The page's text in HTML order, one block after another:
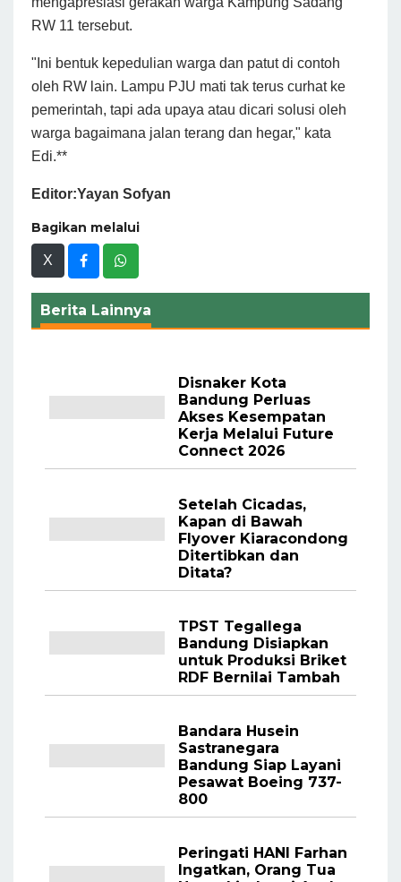
RW 11 tersebut.
"Ini bentuk kepedulian warga dan patut di contoh
oleh RW lain. Lampu PJU mati tak terus curhat ke
pemerintah, tapi ada upaya atau dicari solusi oleh
warga bagaimana jalan terang dan hegar," kata
Edi.**
Editor:Yayan Sofyan
Bagikan melalui
X
Berita Lainnya
Disnaker Kota
Bandung Perluas
Akses Kesempatan
Kerja Melalui Future
Connect 2026
Setelah Cicadas,
Kapan di Bawah
Flyover Kiaracondong
Ditertibkan dan
Ditata?
TPST Tegallega
Bandung Disiapkan
untuk Produksi Briket
RDF Bernilai Tambah
Bandara Husein
Sastranegara
Bandung Siap Layani
Pesawat Boeing 737-
800
Peringati HANI Farhan
Ingatkan, Orang Tua